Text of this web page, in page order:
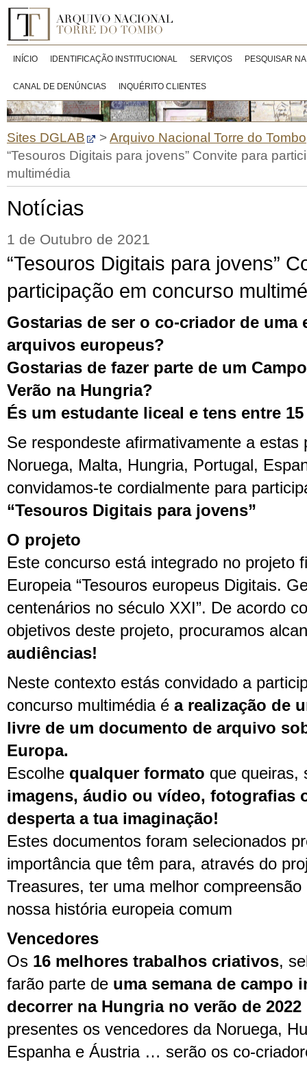
INÍCIO IDENTIFICAÇÃO INSTITUCIONAL SERVIÇOS PESQUISAR
CANAL DE DENÚNCIAS INQUÉRITO CLIENTES
Sites DGLAB >Arquivo Nacional Torre do Tombo
“Tesouros Digitais para jovens” Convite para
multimédia
Notícias
1 de Outubro de 2021
“Tesouros Digitais para jovens”
participação em concurso
Gostarias de ser o co-criador de
arquivos europeus?
Gostarias de fazer parte de um
Verão na Hungria?
És um estudante liceal e tens entre
Se respondeste afirmativamente a estas
Noruega, Malta, Hungria, Portugal,
convidamos-te cordialmente para
“Tesouros Digitais para jovens”
O projeto
Este concurso está integrado no projeto
Europeia “Tesouros europeus Digitais.
centenários no século XXI”. De acordo
objetivos deste projeto, procuramos
audiências!
Neste contexto estás convidado a
concurso multimédia é a realização de
livre de um documento de arquivo
Europa.
Escolhe qualquer formato que queiras,
imagens, áudio ou vídeo, fotografias
desperta a tua imaginação!
Estes documentos foram selecionados
importância que têm para, através do
Treasures, ter uma melhor
nossa história europeia comum
Vencedores
Os 16 melhores trabalhos criativos,
farão parte de uma semana de campo
decorrer na Hungria no verão de 2022
presentes os vencedores da Noruega,
Espanha e Áustria … serão os co-